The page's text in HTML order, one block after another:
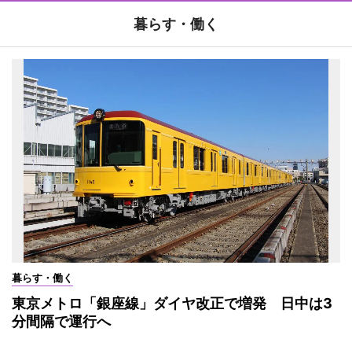
暮らす・働く
暮らす・働く
東京メトロ「銀座線」ダイヤ改正で増発 日中は3
分間隔で運行へ